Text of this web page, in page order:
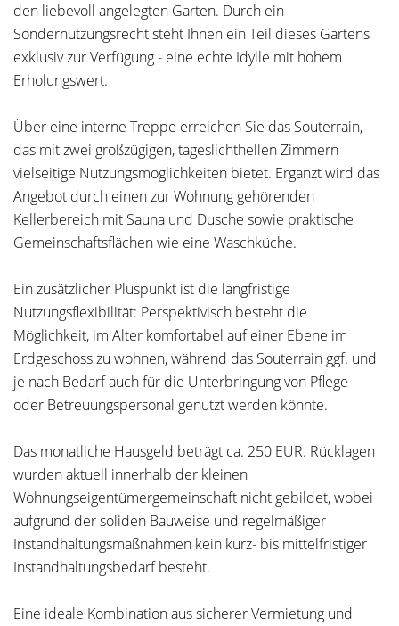
den liebevoll angelegten Garten. Durch ein
Sondernutzungsrecht steht Ihnen ein Teil dieses Gartens
exklusiv zur Verfügung - eine echte Idylle mit hohem
Erholungswert.
Über eine interne Treppe erreichen Sie das Souterrain,
das mit zwei großzügigen, tageslichthellen Zimmern
vielseitige Nutzungsmöglichkeiten bietet. Ergänzt wird das
Angebot durch einen zur Wohnung gehörenden
Kellerbereich mit Sauna und Dusche sowie praktische
Gemeinschaftsflächen wie eine Waschküche.
Ein zusätzlicher Pluspunkt ist die langfristige
Nutzungsflexibilität: Perspektivisch besteht die
Möglichkeit, im Alter komfortabel auf einer Ebene im
Erdgeschoss zu wohnen, während das Souterrain ggf. und
je nach Bedarf auch für die Unterbringung von Pflege-
oder Betreuungspersonal genutzt werden könnte.
Das monatliche Hausgeld beträgt ca. 250 EUR. Rücklagen
wurden aktuell innerhalb der kleinen
Wohnungseigentümergemeinschaft nicht gebildet, wobei
aufgrund der soliden Bauweise und regelmäßiger
Instandhaltungsmaßnahmen kein kurz- bis mittelfristiger
Instandhaltungsbedarf besteht.
Eine ideale Kombination aus sicherer Vermietung und